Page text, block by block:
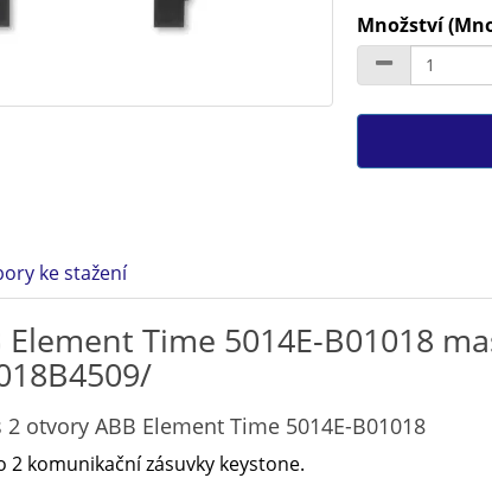
Množství
ke stažení
Element Time 5014E-B01018
otvory ABB Element Time 5014E-B01018
2 komunikační zásuvky keystone.